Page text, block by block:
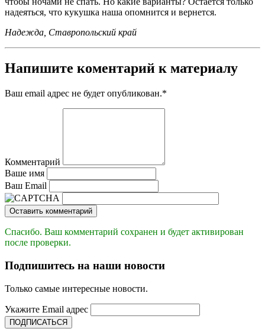
надеяться, что кукушка наша опомнится и вернется.
Надежда, Ставропольский край
Напишите коментарий к материалу
Ваш email адрес не будет опубликован.*
Комментарий
Ваше имя
Ваш Email
Оставить комментарий
Спасибо. Ваш комментарий сохранен и будет активирован
после проверки.
Подпишитесь на наши новости
Только самые интересные новости.
Укажите Email адрес
ПОДПИСАТЬСЯ